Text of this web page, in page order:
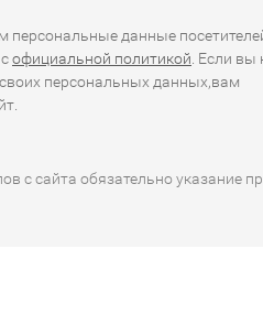
данные
официальной политикой . Если вы
персональных данных,вам
с сайта обязательно указание